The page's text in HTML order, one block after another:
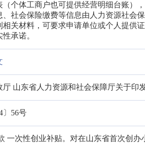
（个体工商户也可提供经营明细台账）
、社会保险缴费等信息由人力资源社会
相关材料，可要求申请单位或个人提供
承诺。
厅 山东省人力资源和社会保障厅关于印
〕56号
一次性创业补贴。对在山东省首次创